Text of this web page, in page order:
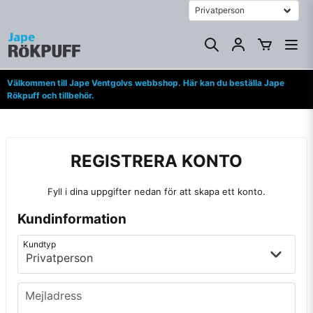
Välkommen till Jape Ventgolvs webbshop. Här kan du beställa Jape
Rökpuff och tillbehör.
REGISTRERA KONTO
Fyll i dina uppgifter nedan för att skapa ett konto.
Kundinformation
frontend.form.customer_type
frontend.form.customr-type
Kundtyp
Mejladress
Mejladress